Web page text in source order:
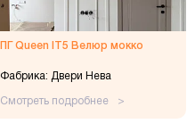
ПГ Queen IT5 Велюр мокко
Фабрика: Двери Нева
Смотреть подробнее